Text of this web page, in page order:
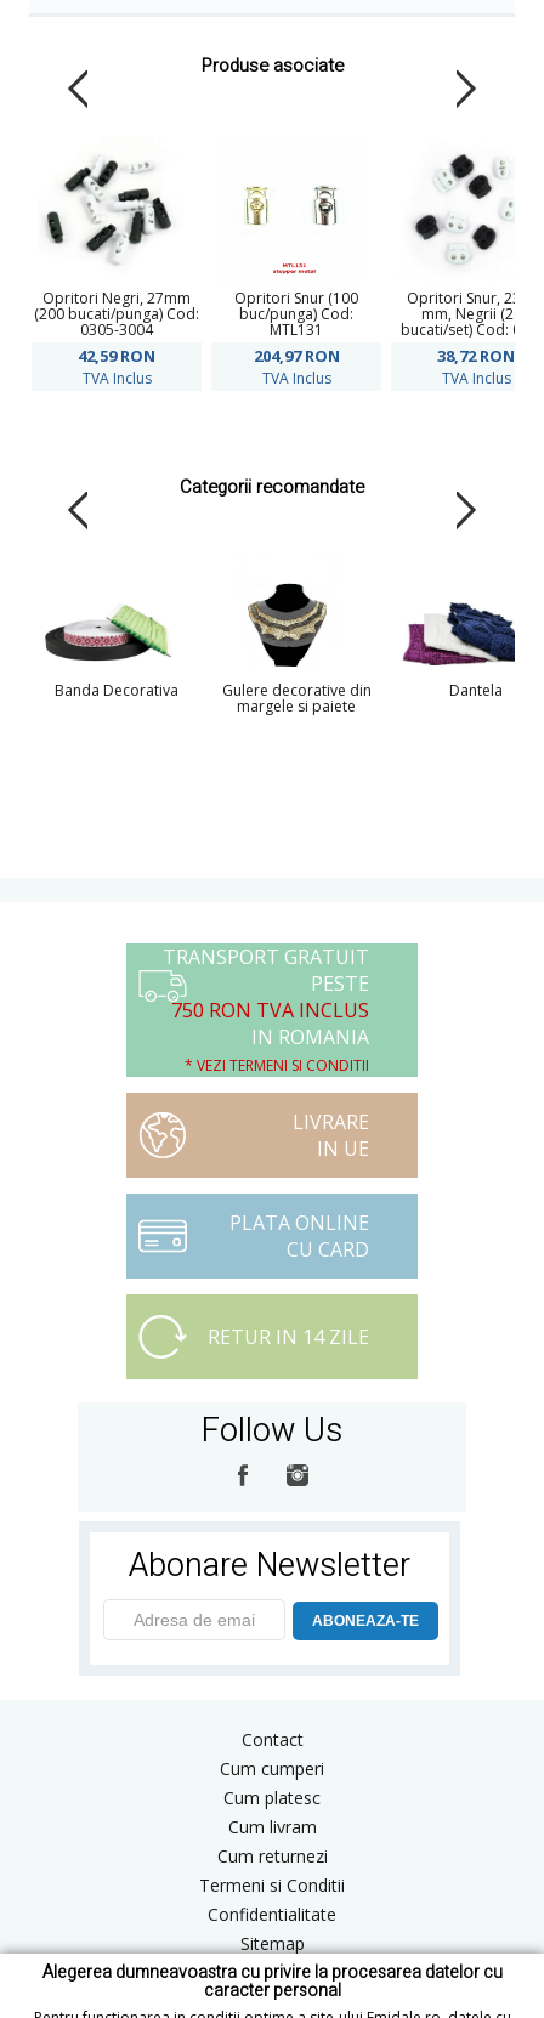
Alegerea dumneavoastra cu privire la procesarea datelor cu
caracter personal
Produse asociate
Opritori Negri, 27mm
(200 bucati/punga) Cod:
0305-3004
42,59RON
TVA Inclus
Opritori Snur (100
buc/punga) Cod:
MTL131
204,97RON
TVA Inclus
Opritori Snur, 23x20
mm, Negrii (200
bucati/set) Cod:
38,72RON
TVA Inclus
Categorii recomandate
Banda Decorativa Gulere decorative din
margele si paiete
Dantela
TRANSPORT GRATUIT
PESTE
750 RON TVA INCLUS
IN ROMANIA
* VEZI TERMENI SI CONDITII
LIVRARE
IN UE
PLATA ONLINE
CU CARD
RETUR IN 14 ZILE
Follow Us
Abonare Newsletter
ABONEAZA-TE
Contact
Cum cumperi
Cum platesc
Cum livram
Cum returnezi
Termeni si Conditii
Confidentialitate
Sitemap
Blog
ANPC